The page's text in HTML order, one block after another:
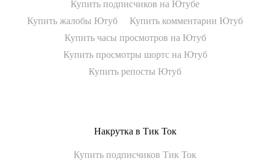
Купить подписчиков на Ютубе
Купить жалобы Ютуб
Купить комментарии Ютуб
Купить часы просмотров на Ютуб
Купить просмотры шортс на Ютуб
Купить репосты Ютуб
Накрутка в Тик Ток
Купить подписчиков Тик Ток